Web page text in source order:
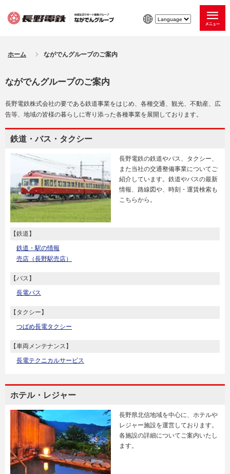
ホーム ながでんグループのご案内
ながでんグループのご案内
長野電鉄株式会社の要である鉄道事業をはじめ、各種交通、観光、不動産、広
告等、地域の皆様の暮らしに寄り添った各種事業を展開しております。
鉄道・バス・タクシー
長野電鉄の鉄道やバス、タクシー、
また当社の交通整備事業についてご
紹介しています。鉄道やバスの最新
情報、路線図や、時刻・運賃検索も
こちらから。
【鉄道】
鉄道・駅の情報
売店（長野駅売店）
【バス】
長電バス
【タクシー】
つばめ長電タクシー
【車両メンテナンス】
長電テクニカルサービス
ホテル・レジャー
長野県北信地域を中心に、ホテルや
レジャー施設を運営しております。
各施設の詳細についてご案内いたし
ます。